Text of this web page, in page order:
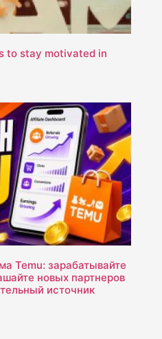
to stay motivated in
Temu: зарабатывайте
новых партнеров
источник